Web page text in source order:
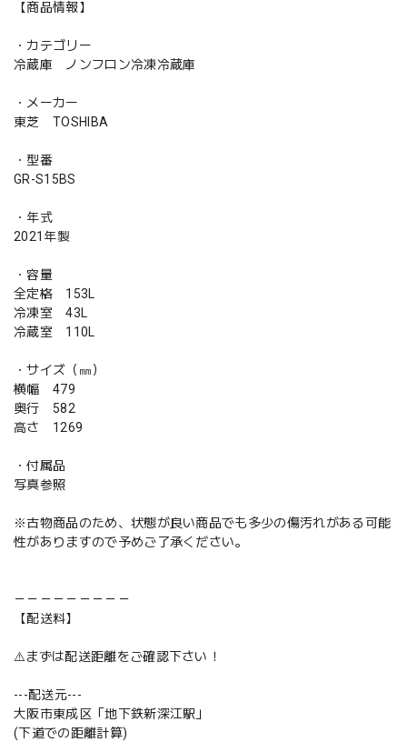
【商品情報】
・カテゴリー
冷蔵庫 ノンフロン冷凍冷蔵庫
・メーカー
東芝 TOSHIBA
・型番
GR-S15BS
・年式
2021年製
・容量
全定格 153L
冷凍室 43L
冷蔵室 110L
・サイズ（㎜）
横幅 479
奥行 582
高さ 1269
・付属品
写真参照
※古物商品のため、状態が良い商品でも多少の傷汚れがある可能
性がありますので予めご了承ください。
－－－－－－－－－
【配送料】
⚠️まずは配送距離をご確認下さい！
---配送元---
大阪市東成区「地下鉄新深江駅」
(下道での距離計算)